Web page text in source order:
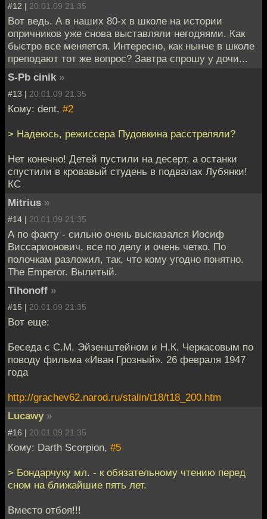
#12 | 20.01.09 21:35
Вот ведь. А в наших 80-х в школе на истории
опричников уже снова выставляли негодяями. Как
быстро все меняется. Интересно, как нынче в школе
преподают тот же вопрос? Завтра спрошу у дочи...
S-Pb cinik »
#13 | 20.01.09 21:35
Кому: dent, #2
> Надеюсь, режиссера Пудовкина расстреляли?
Нет конечно! Детей пустили на десерт, а останки
спустили в кровавый студень в подвалах Лубянки!
КС
Mitrius »
#14 | 20.01.09 21:35
А по факту - сильно очень высказался Иосиф
Виссарионович, все по делу и очень четко. По
полочкам разложил, так, что кому угодно понятно.
The Emperor. Вылитый.
Tihonoff »
#15 | 20.01.09 21:35
Вот еще:
Беседа с С.М. Эйзенштейном и Н.К. Черкасовым по
поводу фильма «Иван Грозный». 26 февраля 1947
года
http://grachev62.narod.ru/stalin/t18/t18_200.htm
Lucawy »
#16 | 20.01.09 21:35
Кому: Darth Scorpion, #5
> Бондарчуку мл. - к обязательному чтению перед
сном на ближайшие пять лет.
Вместо отбоя!!!